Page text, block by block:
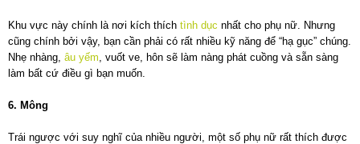
Khu vực này chính là nơi kích thích tình dục nhất cho phụ nữ. Nhưng
cũng chính bởi vậy, bạn cần phải có rất nhiều kỹ năng để “hạ gục” chúng.
Nhẹ nhàng, âu yếm , vuốt ve, hôn sẽ làm nàng phát cuồng và sẵn sàng
làm bất cứ điều gì bạn muốn.
6. Mông
Trái ngược với suy nghĩ của nhiều người, một số phụ nữ rất thích được